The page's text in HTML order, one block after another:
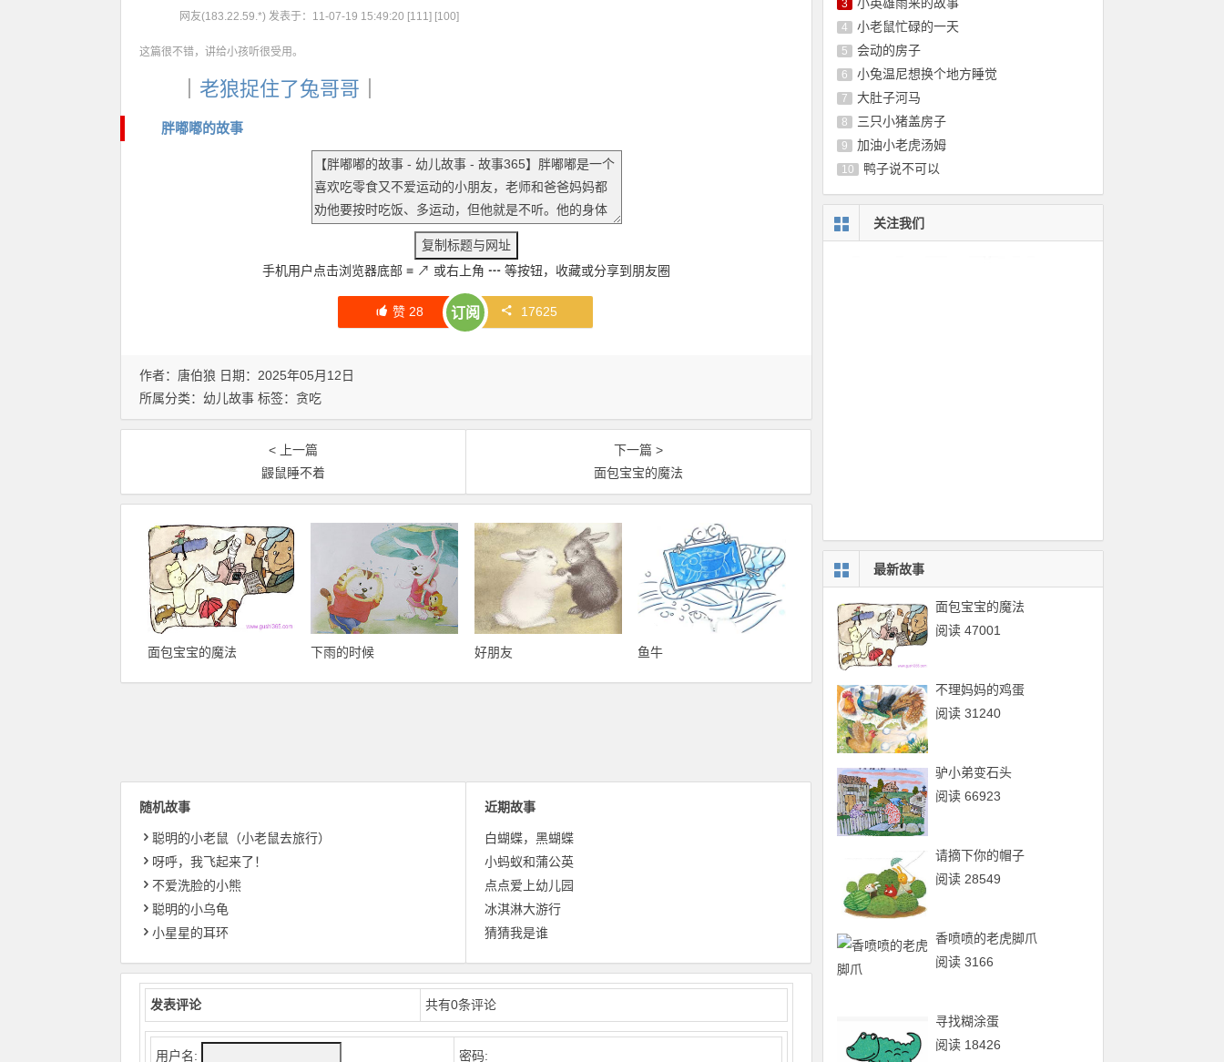
网友(183.22.59.*) 发表于：11-07-19 15:49:20 [111] [100]
这篇很不错，讲给小孩听很受用。
老狼捉住了兔哥哥
胖嘟嘟的故事
手机用户点击浏览器底部 ≡ ↗ 或右上角 ┅等按钮，收藏或分享到朋友圈
赞 28 订阅 17625
作者：唐伯狼 日期：2025年05月12日
所属分类： 幼儿故事 标签： 贪吃
< 上一篇
鼹鼠睡不着
下一篇 >
面包宝宝的魔法
面包宝宝的魔法 下雨的时候 好朋友 鱼牛
随机故事
聪明的小老鼠（小老鼠去旅行）
呀呼，我飞起来了！
不爱洗脸的小熊
聪明的小乌龟
小星星的耳环
近期故事
白蝴蝶，黑蝴蝶
小蚂蚁和蒲公英
点点爱上幼儿园
冰淇淋大游行
猜猜我是谁
发表评论 共有0条评论
用户名: 密码:
3
4 小老鼠忙碌的一天
5 会动的房子
6 小兔温尼想换个地方睡觉
7 大肚子河马
8 三只小猪盖房子
9 加油小老虎汤姆
10 鸭子说不可以
关注我们
最新故事
面包宝宝的魔法
阅读 47001
不理妈妈的鸡蛋
阅读 31240
驴小弟变石头
阅读 66923
请摘下你的帽子
阅读 28549
香喷喷的老虎脚爪
阅读 3166
寻找糊涂蛋
阅读 18426